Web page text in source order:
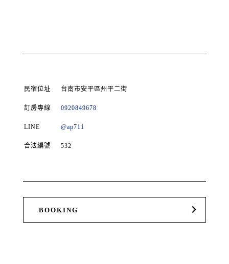
民宿位址 台南市安平區州平二街
訂房專線 0920849678
LINE @ap711
合法編號 532
BOOKING